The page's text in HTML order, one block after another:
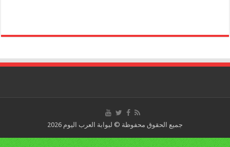
جميع الحقوق محفوظة © لبوابة العرب اليوم 2026